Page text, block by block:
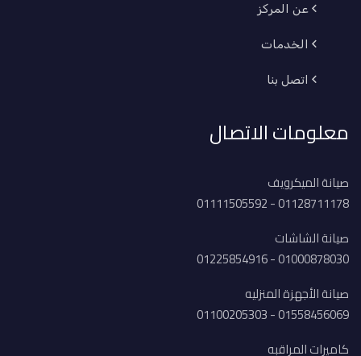
عن المركز
الخدمات
اتصل بنا
معلومات الاتصال
صيانة الميكرويف
01128711178 - 01111505592
صيانة الشاشات
01000878030 - 01225854916
صيانة الأجهزة المنزليه
01558456069 - 01100205303
كاميرات المراقبه